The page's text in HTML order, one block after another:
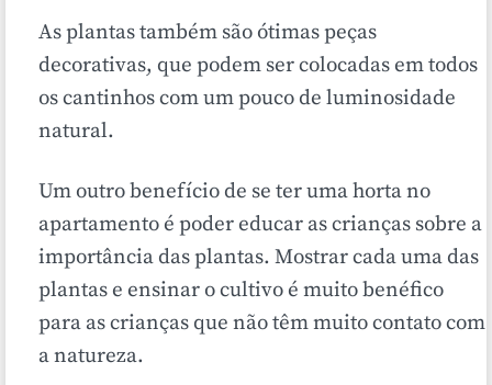
As plantas também são ótimas peças
decorativas, que podem ser colocadas em todos
os cantinhos com um pouco de luminosidade
natural.
Um outro benefício de se ter uma horta no
apartamento é poder educar as crianças sobre a
importância das plantas. Mostrar cada uma das
plantas e ensinar o cultivo é muito benéfico
para as crianças que não têm muito contato com
a natureza.